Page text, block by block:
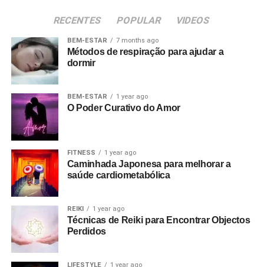
RECENTES POPULAR VIDEOS
BEM-ESTAR 7 months ago
Métodos de respiração para ajudar a
dormir
BEM-ESTAR 1 year ago
O Poder Curativo do Amor
FITNESS 1 year ago
Caminhada Japonesa para melhorar a
saúde cardiometabólica
REIKI 1 year ago
Técnicas de Reiki para Encontrar Objectos
Perdidos
LIFESTYLE 1 year ago